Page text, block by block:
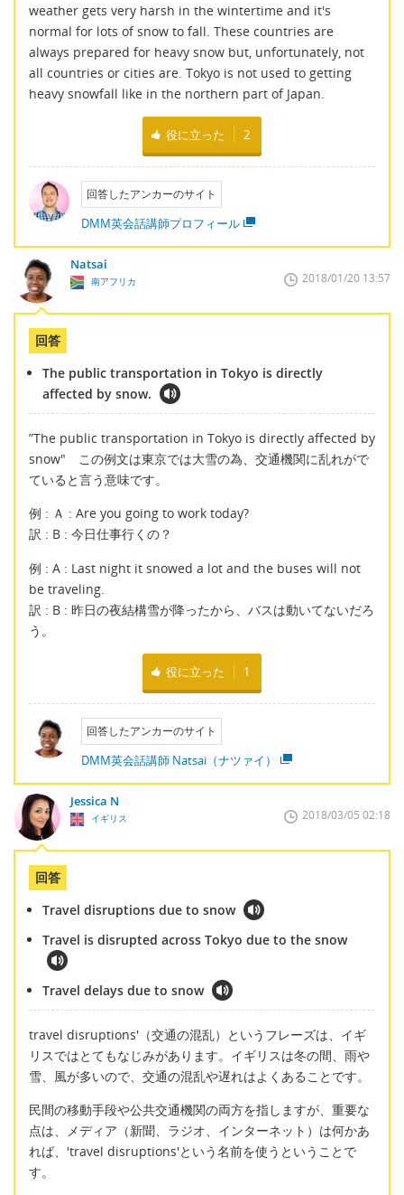
weather gets very harsh in the wintertime and it's
normal for lots of snow to fall. These countries are
always prepared for heavy snow but, unfortunately, not
all countries or cities are. Tokyo is not used to getting
heavy snowfall like in the northern part of Japan.
役に立った 2
回答したアンカーのサイト
DMM英会話講師プロフィール
Natsai
南アフリカ 2018/01/20 13:57
回答
The public transportation in Tokyo is directly
affected by snow.
”The public transportation in Tokyo is directly affected by
snow" この例文は東京では大雪の為、交通機関に乱れがで
ていると言う意味です。
例 : Ａ : Are you going to work today?
訳 : B : 今日仕事行くの？
例 : A : Last night it snowed a lot and the buses will not
be traveling.
訳 : B : 昨日の夜結構雪が降ったから、バスは動いてないだろ
う。
役に立った 1
回答したアンカーのサイト
DMM英会話講師 Natsai（ナツァイ）
Jessica N
イギリス 2018/03/05 02:18
回答
Travel disruptions due to snow
Travel is disrupted across Tokyo due to the snow
Travel delays due to snow
travel disruptions'（交通の混乱）というフレーズは、イギ
リスではとてもなじみがあります。イギリスは冬の間、雨や
雪、風が多いので、交通の混乱や遅れはよくあることです。
民間の移動手段や公共交通機関の両方を指しますが、重要な
点は、メディア（新聞、ラジオ、インターネット）は何かあ
れば、'travel disruptions'という名前を使うということで
す。